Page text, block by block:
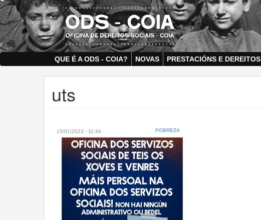
Skip
to
main
content
QUE É A ODS - COIA? NOVAS PRESTACIÓNS E DEREITOS
uts
15/01/2023 - 11:44 POBREZA